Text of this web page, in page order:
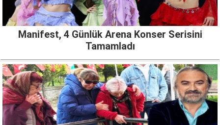
Manifest, 4 Günlük Arena Konser Serisini
Tamamladı